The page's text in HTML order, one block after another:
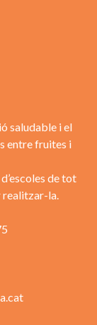
saludable i el
entre fruites i
de tot
realitzar-la.